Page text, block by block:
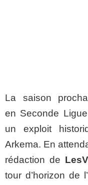
La saison
en Seconde
un exploit
Arkema. En
rédaction de
tour d’horizon de